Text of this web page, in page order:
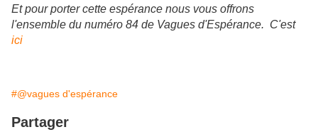
Et pour porter cette espérance nous vous offrons
l'ensemble du numéro 84 de Vagues d'Espérance. C'est
ici
#@vagues d'espérance
Partager